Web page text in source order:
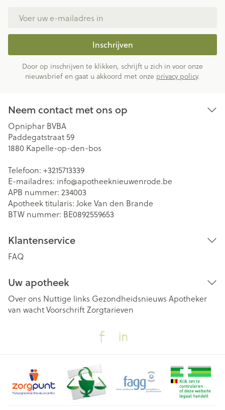
Inschrijven
Door op inschrijven te klikken, schrijft u zich in voor onze
nieuwsbrief en gaat u akkoord met onze privacy policy.
Neem contact met ons op
Opniphar BVBA
Paddegatstraat 59
1880 Kapelle-op-den-bos
Telefoon: +3215713339
E-mailadres: info@apotheeknieuwenrode.be
APB nummer: 234003
Apotheek titularis: Joke Van den Brande
BTW nummer: BE0892559653
Klantenservice
FAQ
Uw apotheek
Over ons Nuttige links Gezondheidsnieuws Apotheker
van wachtVoorschriftZorgtarieven